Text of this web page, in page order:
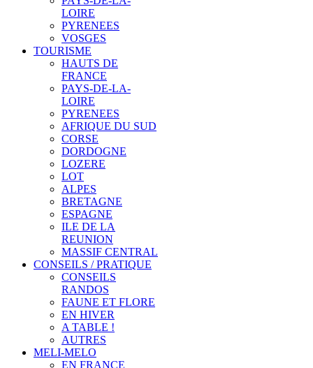
LOIRE
PYRENEES
VOSGES
TOURISME
HAUTS DE
FRANCE
PAYS-DE-LA-
LOIRE
PYRENEES
AFRIQUE DU SUD
CORSE
DORDOGNE
LOZERE
LOT
ALPES
BRETAGNE
ESPAGNE
ILE DE LA
REUNION
MASSIF CENTRAL
CONSEILS / PRATIQUE
CONSEILS
RANDOS
FAUNE ET FLORE
EN HIVER
A TABLE !
AUTRES
MELI-MELO
EN FRANCE